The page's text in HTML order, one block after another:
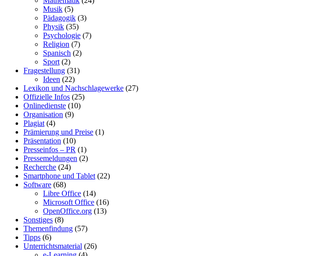
Musik (5)
Pädagogik (3)
Physik (35)
Psychologie (7)
Religion (7)
Spanisch (2)
Sport (2)
Fragestellung (31)
Ideen (22)
Lexikon und Nachschlagewerke (27)
Offizielle Infos (25)
Onlinedienste (10)
Organisation (9)
Plagiat (4)
Prämierung und Preise (1)
Präsentation (10)
Presseinfos – PR (1)
Pressemeldungen (2)
Recherche (24)
Smartphone und Tablet (22)
Software (68)
Libre Office (14)
Microsoft Office (16)
OpenOffice.org (13)
Sonstiges (8)
Themenfindung (57)
Tipps (6)
Unterrichtsmaterial (26)